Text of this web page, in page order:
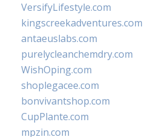
VersifyLifestyle.com
kingscreekadventures.com
antaeuslabs.com
purelycleanchemdry.com
WishOping.com
shoplegacee.com
bonvivantshop.com
CupPlante.com
mpzin.com